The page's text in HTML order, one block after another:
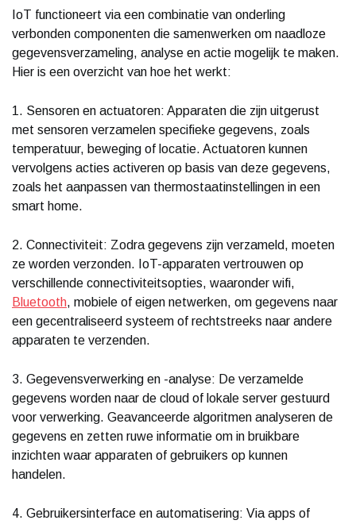
IoT functioneert via een combinatie van onderling
verbonden componenten die samenwerken om naadloze
gegevensverzameling, analyse en actie mogelijk te maken.
Hier is een overzicht van hoe het werkt:
1. Sensoren en actuatoren: Apparaten die zijn uitgerust
met sensoren verzamelen specifieke gegevens, zoals
temperatuur, beweging of locatie. Actuatoren kunnen
vervolgens acties activeren op basis van deze gegevens,
zoals het aanpassen van thermostaatinstellingen in een
smart home.
2. Connectiviteit: Zodra gegevens zijn verzameld, moeten
ze worden verzonden. IoT-apparaten vertrouwen op
verschillende connectiviteitsopties, waaronder wifi,
Bluetooth, mobiele of eigen netwerken, om gegevens naar
een gecentraliseerd systeem of rechtstreeks naar andere
apparaten te verzenden.
3. Gegevensverwerking en -analyse: De verzamelde
gegevens worden naar de cloud of lokale server gestuurd
voor verwerking. Geavanceerde algoritmen analyseren de
gegevens en zetten ruwe informatie om in bruikbare
inzichten waar apparaten of gebruikers op kunnen
handelen.
4. Gebruikersinterface en automatisering: Via apps of